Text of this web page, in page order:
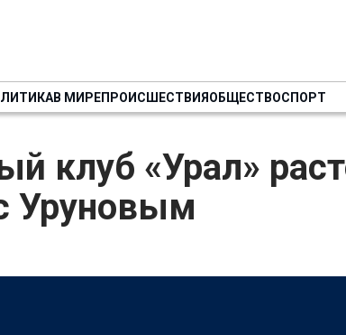
В МИРЕПРОИСШЕСТВИЯОБЩЕСТВОСПОРТ
клуб «Урал»
Уруновым